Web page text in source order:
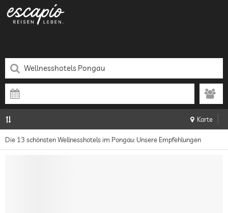
Karte
Die 13 schönsten Wellnesshotels im Pongau: Unsere Empfehlungen